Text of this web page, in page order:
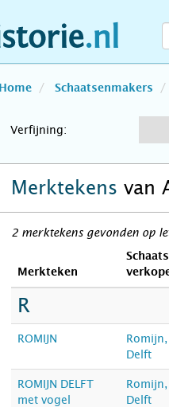
Home Schaatsenmakers
Verfijning:
Merktekens van
2 merktekens gevonden op
Merkteken
R
ROMIJN
Delft
ROMIJN DELFT
met vogel
Delft